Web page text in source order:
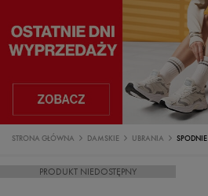
STRONA GŁÓWNA DAMSKIE UBRANIA SPODNIE
PRODUKT NIEDOSTĘPNY